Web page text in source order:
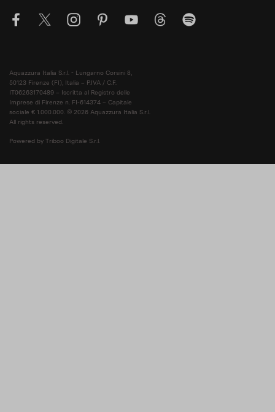
Aquazzura Italia S.r.l. - Lungarno Corsini 8,
50123 Firenze (FI), Italia – P.IVA / C.F.
IT06263170489 – Iscritta al Registro delle
Imprese di Firenze n. FI-614374 – Capitale
sociale € 1.000.000. © 2026 Aquazzura Italia S.r.l.
All rights reserved.
Powered by Triboo Digitale S.r.l.